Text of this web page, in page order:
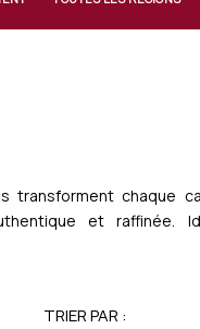
transforment chaque
et raffinée.
TRIER PAR :